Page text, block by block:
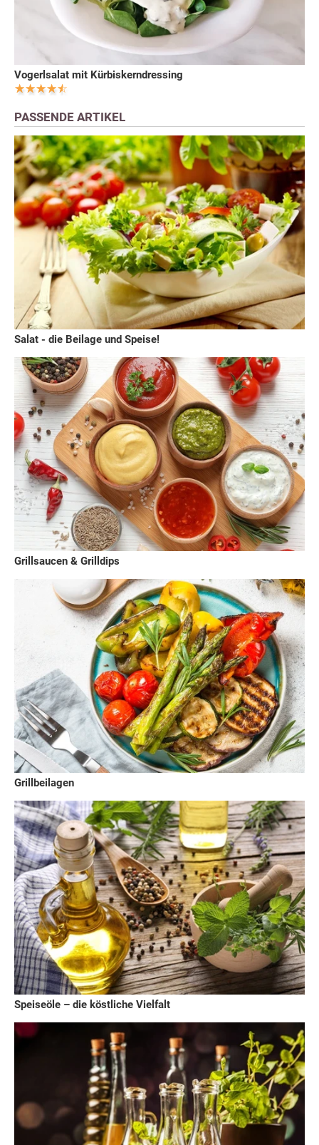
Vogerlsalat mit Kürbiskerndressing
PASSENDE ARTIKEL
Salat - die Beilage und Speise!
Grillsaucen & Grilldips
Grillbeilagen
Speiseöle – die köstliche Vielfalt